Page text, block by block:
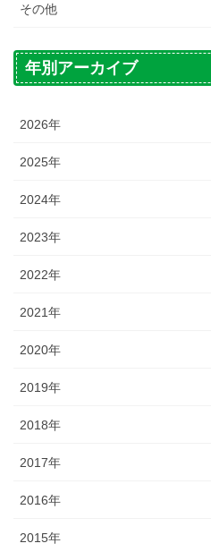
その他
年別アーカイブ
2026年
2025年
2024年
2023年
2022年
2021年
2020年
2019年
2018年
2017年
2016年
2015年